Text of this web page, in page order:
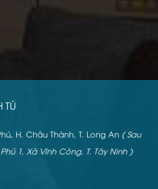
TÚ
H. Châu Thành, T. Long An ( Sau
1, Xã Vĩnh Công, T. Tây Ninh )